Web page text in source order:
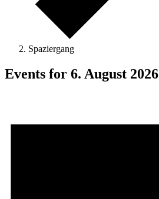
Spaziergang
Events for 6. August 2026